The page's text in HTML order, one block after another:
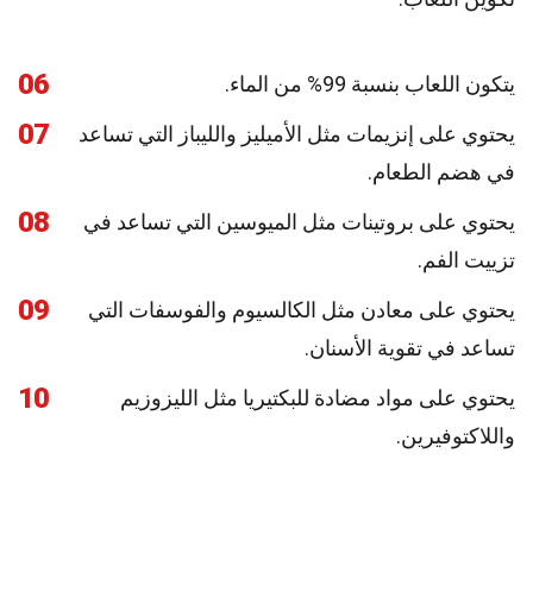
06 يتكون اللعاب بنسبة 99% من الماء.
07
يحتوي على إنزيمات مثل الأميليز والليباز التي تساعد
في هضم الطعام.
08
يحتوي على بروتينات مثل الميوسين التي تساعد في
تزييت الفم.
09
يحتوي على معادن مثل الكالسيوم والفوسفات التي
تساعد في تقوية الأسنان.
10
يحتوي على مواد مضادة للبكتيريا مثل الليزوزيم
واللاكتوفيرين.